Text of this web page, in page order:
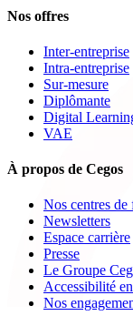
Nos offres
Inter-entreprise
Intra-entreprise
Sur-mesure
Diplômante
Digital
VAE
À propos de Cegos
Nos centres
Newsletters
Espace carrière
Presse
Le Groupe
Accessibilité
Nos